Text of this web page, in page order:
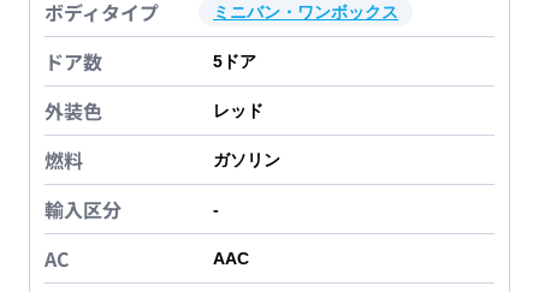
ボディタイプ ミニバン・ワンボックス
ドア数 5 ドア
外装色 レッド
燃料 ガソリン
輸入区分 -
AC AAC